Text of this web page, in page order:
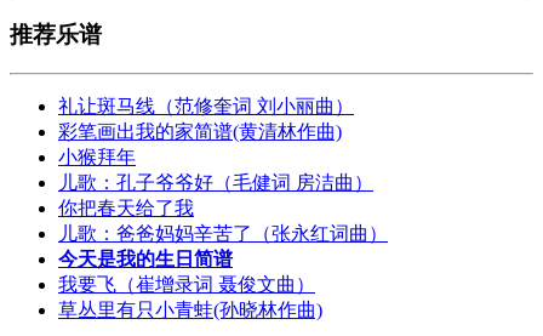
推荐乐谱
礼让斑马线（范修奎词 刘小丽曲）
彩笔画出我的家简谱(黄清林作曲)
小猴拜年
儿歌：孔子爷爷好（毛健词 房洁曲）
你把春天给了我
儿歌：爸爸妈妈辛苦了（张永红词曲）
今天是我的生日简谱
我要飞（崔增录词 聂俊文曲）
草丛里有只小青蛙(孙晓林作曲)